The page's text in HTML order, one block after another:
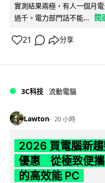
實測結果兩極，有人一個月
過千。電力部門話不能...
閱
21 分享
3C科技 流動電腦
Lawton 20 小時
2026 買電腦新
優惠 從極致便攜
的高效能 PC